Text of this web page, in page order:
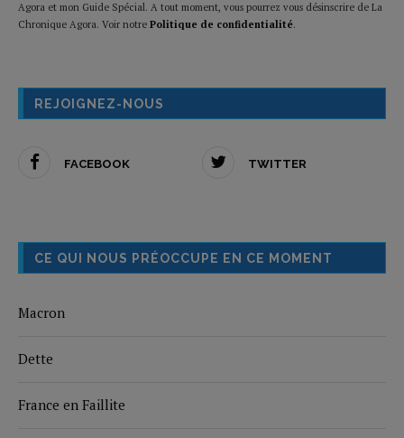
Agora et mon Guide Spécial. A tout moment, vous pourrez vous désinscrire de La
Chronique Agora. Voir notre Politique de confidentialité.
REJOIGNEZ-NOUS
FACEBOOK TWITTER
CE QUI NOUS PRÉOCCUPE EN CE MOMENT
Macron
Dette
France en Faillite